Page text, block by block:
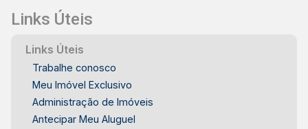
Links Úteis
Links Úteis
Trabalhe conosco
Meu Imóvel Exclusivo
Administração de Imóveis
Antecipar Meu Aluguel